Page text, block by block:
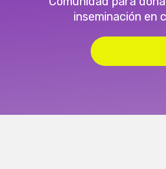
inseminación en